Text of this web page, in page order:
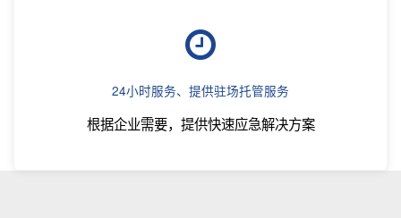
24小时服务、提供驻场托管服务
根据企业需要，提供快速应急解决方案